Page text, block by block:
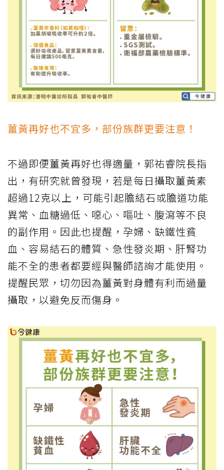
薑黃再好也不宜多，部份族群更要注意！
不過即便薑黃再好也得適量，郭祐睿院長指
出，有研究就曾發現，若是每日攝取薑黃素
超過12克以上，可能引起膽結石或膽道功能
異常、血糖過低、噁心、嘔吐、腹瀉等不良
的副作用。因此也提醒，孕婦、缺鐵性貧
血、容易結石的體質、急性發炎期、肝腎功
能不全的患者都要經與醫師諮詢才能使用。
提醒民眾，切勿因為薑黃對身體有利而過量
攝取，以避免反而傷身。